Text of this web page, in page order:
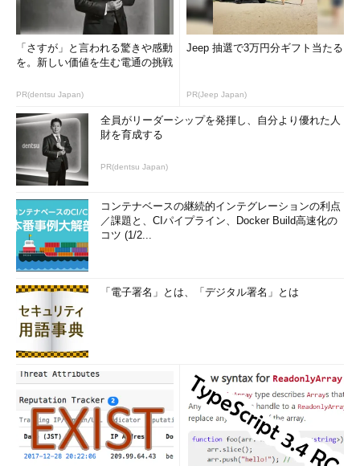
「さすが」と言われる驚きや感動
を。新しい価値を生む電通の挑戦
PR(dentsu Japan)
Jeep 抽選で3万円分ギフト当たる
PR(Jeep Japan)
全員がリーダーシップを発揮し、自分より優れた人
財を育成する
PR(dentsu Japan)
コンテナベースの継続的インテグレーションの利点
／課題と、CIパイプライン、Docker Build高速化の
コツ (1/2...
「電子署名」とは、「デジタル署名」とは